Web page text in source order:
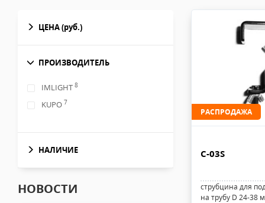
ЦЕНА(руб.)
ПРОИЗВОДИТЕЛЬ
IMLIGHT 8
KUPO 7
НАЛИЧИЕ
НОВОСТИ
РАСПРОДАЖА
C-03S
струбцина для
на трубу D 24-38